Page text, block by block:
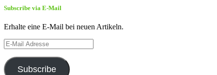
Subscribe via E-Mail
Erhalte eine E-Mail bei neuen Artikeln.
E-
Mail
Adresse
Subscribe